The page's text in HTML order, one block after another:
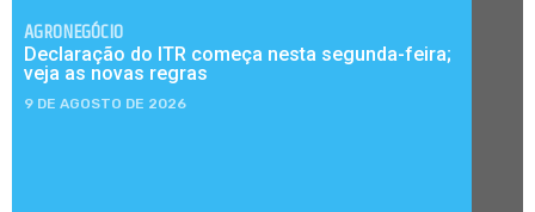
AGRONEGÓCIO
Declaração do ITR começa nesta segunda-feira;
veja as novas regras
9 DE AGOSTO DE 2026